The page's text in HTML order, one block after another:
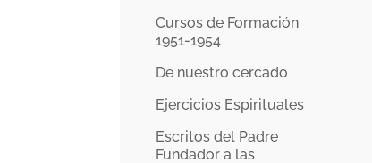
Cursos de Formación
1951-1954
De nuestro cercado
Ejercicios Espirituales
Escritos del Padre
Fundador a las